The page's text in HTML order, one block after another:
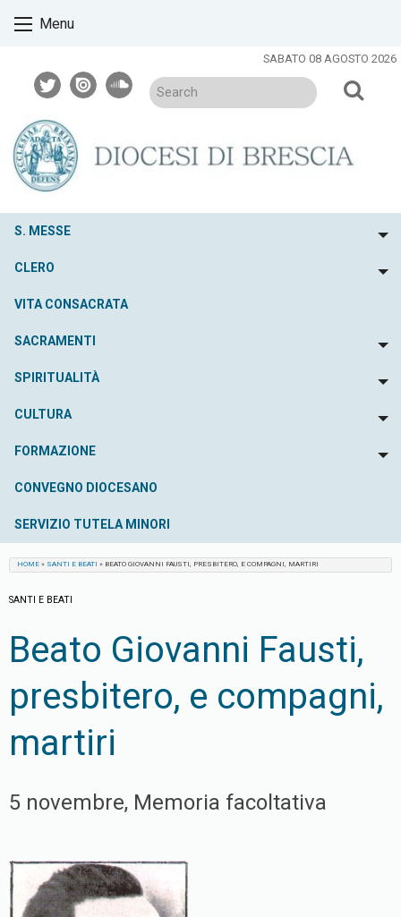
Menu
SABATO 08 AGOSTO 2026
twitterissuusoundcloud
S. MESSE
CLERO
VITA CONSACRATA
SACRAMENTI
SPIRITUALITÀ
CULTURA
FORMAZIONE
CONVEGNO DIOCESANO
SERVIZIO TUTELA MINORI
HOME » SANTI E BEATI » BEATO GIOVANNI FAUSTI, PRESBITERO, E COMPAGNI, MARTIRI
SANTI E BEATI
Beato Giovanni Fausti,
presbitero, e compagni,
martiri
5 novembre, Memoria facoltativa